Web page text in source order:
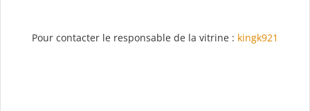
Pour contacter le responsable de la vitrine : kingk921